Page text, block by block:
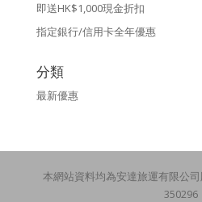
即送HK$1,000現金折扣
指定銀行/信用卡全年優惠
分類
最新優惠
本網站資料均為安達旅運有限公
350296